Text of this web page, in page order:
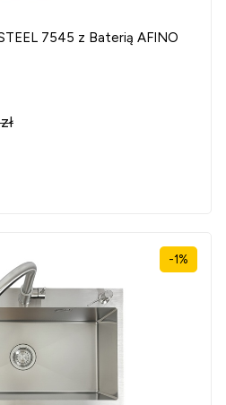
7545 z Baterią AFINO
-1%